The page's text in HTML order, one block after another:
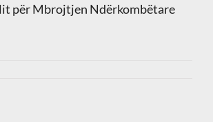
për Mbrojtjen Ndërkombëtare